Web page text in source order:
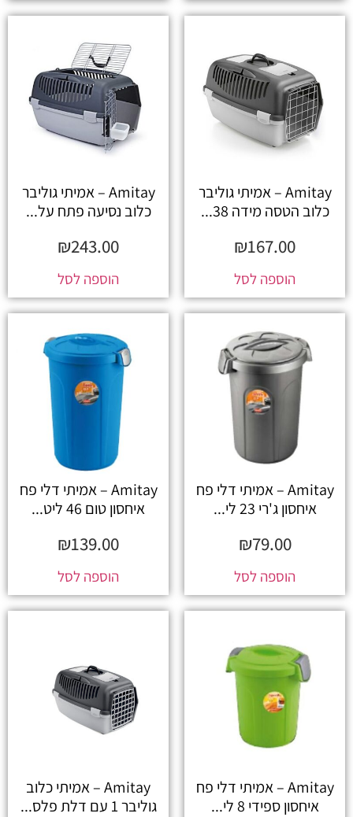
Amitay – אמיתי גוליבר
כלוב הטסה מידה 38...
₪167.00
הוספה לסל
Amitay – אמיתי גוליבר
כלוב נסיעה פתח על...
₪243.00
הוספה לסל
Amitay – אמיתי דלי פח
איחסון ג'רי 23 לי...
₪79.00
הוספה לסל
Amitay – אמיתי דלי פח
איחסון טום 46 ליט...
₪139.00
הוספה לסל
Amitay – אמיתי דלי פח
איחסון ספידי 8 לי...
Amitay – אמיתי כלוב
גוליבר 1 עם דלת פלס...